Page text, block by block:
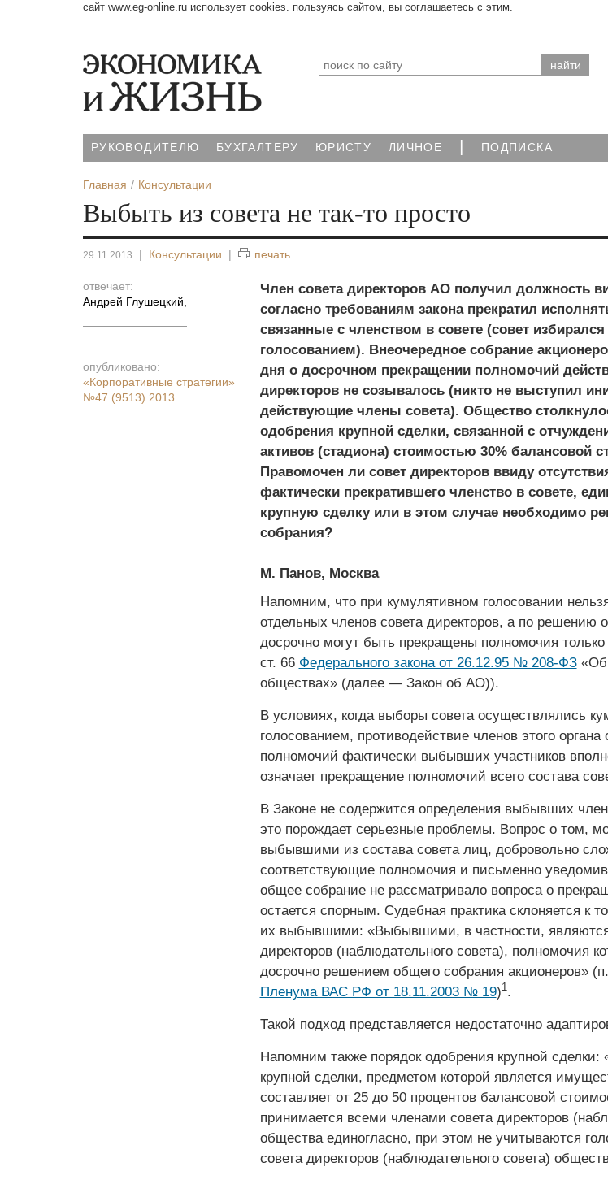
сайт www.eg-online.ru использует cookies. пользуясь сайтом, вы соглашаетесь с этим.
РУКОВОДИТЕЛЮ БУХГАЛТЕРУ ЮРИСТУ ЛИЧНОЕ | ПОДПИСКА
Главная Консультации
Выбыть из совета не так-то просто
29.11.2013 | Консультации | печать
отвечает:
Андрей Глушецкий
опубликовано:
«Корпоративные стратегии»
№47 (9513) 2013
Член совета директоров АО получил должность
согласно требованиям закона прекратил
связанные с членством в совете (совет
голосованием). Внеочередное собрание
дня о досрочном прекращении полномочий
директоров не созывалось (никто не выступил
действующие члены совета). Общество
одобрения крупной сделки, связанной с
активов (стадиона) стоимостью 30% балансовой
Правомочен ли совет директоров ввиду
фактически прекратившего членство в совете,
крупную сделку или в этом случае необходимо
собрания?
М. Панов, Москва
Напомним, что при кумулятивном голосовании
отдельных членов совета директоров, а по решению
досрочно могут быть прекращены полномочия
ст. 66 Федерального закона от 26.12.95 № 208-ФЗ«Об
обществах» (далее — Закон об АО)).
В условиях, когда выборы совета осуществлялись
голосованием, противодействие членов этого
полномочий фактически выбывших участников
означает прекращение полномочий всего состава
В Законе не содержится определения выбывших
это порождает серьезные проблемы. Вопрос о том,
выбывшими из состава совета лиц, добровольно
соответствующие полномочия и письменно
общее собрание не рассматривало вопроса о
остается спорным. Судебная практика склоняется к
их выбывшими: «Выбывшими, в частности,
директоров (наблюдательного совета), полномочия
досрочно решением общего собрания акционеров»
Пленума ВАС РФ от 18.11.2003 № 19)1.
Такой подход представляется недостаточно
Напомним также порядок одобрения крупной
крупной сделки, предметом которой является
составляет от 25 до 50 процентов балансовой
принимается всеми членами совета директоров
общества единогласно, при этом не учитываются
совета директоров (наблюдательного совета)